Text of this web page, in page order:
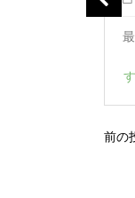
投
前の